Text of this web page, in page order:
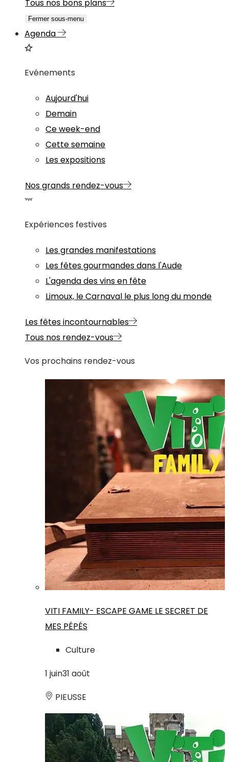
Tous nos bons plans
Fermer sous-menu
Agenda
Evénements
Aujourd'hui
Demain
Ce week-end
Cette semaine
Les expositions
Nos grands rendez-vous
Expériences festives
Les grandes manifestations
Les fêtes gourmandes dans l'Aude
L'agenda des vins en fête
Limoux, le Carnaval le plus long du monde
Les fêtes incontournables
Tous nos rendez-vous
Vos prochains rendez-vous
VITI FAMILY- ESCAPE GAME LE SECRET DE
MES PÉPÉS
Culture
1 juin31 août
PIEUSSE